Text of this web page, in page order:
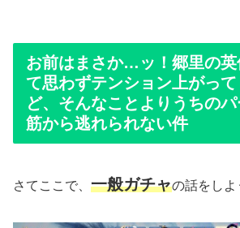
お前はまさか…ッ！郷里の英
て思わずテンション上がっ
ど、そんなことよりうちの
筋から逃れられない件
さてここで、 一般ガチャの話をしよ